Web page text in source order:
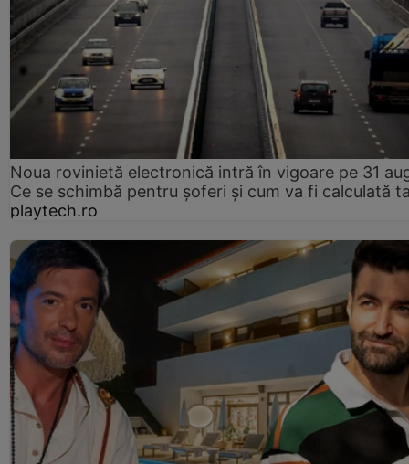
Noua rovinietă electronică intră în vigoare pe 31
Ce se schimbă pentru șoferi și cum va fi calculată
playtech.ro